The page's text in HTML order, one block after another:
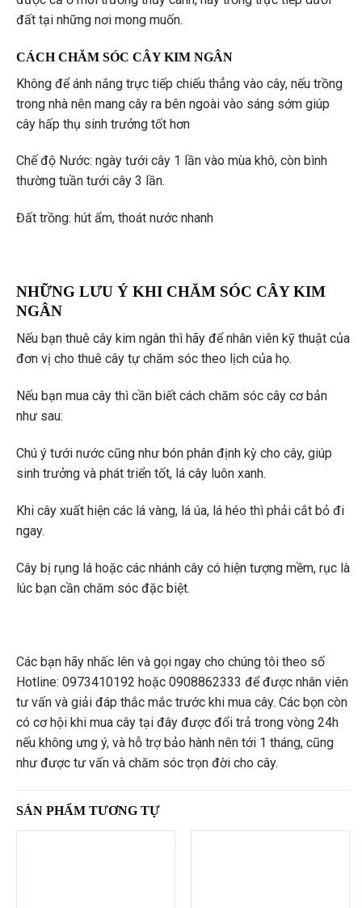
đất tại những nơi mong muốn.
CÁCH CHĂM SÓC CÂY KIM NGÂN
Không để ánh nắng trực tiếp chiếu thẳng vào cây, nếu trồng
trong nhà nên mang cây ra bên ngoài vào sáng sớm giúp
cây hấp thụ sinh trưởng tốt hơn
Chế độ Nước: ngày tưới cây 1 lần vào mùa khô, còn bình
thường tuần tưới cây 3 lần.
Đất trồng: hút ẩm, thoát nước nhanh
NHỮNG LƯU Ý KHI CHĂM SÓC CÂY KIM
NGÂN
Nếu bạn thuê cây kim ngân thì hãy để nhân viên kỹ thuật của
đơn vị cho thuê cây tự chăm sóc theo lịch của họ.
Nếu bạn mua cây thì cần biết cách chăm sóc cây cơ bản
như sau:
Chú ý tưới nước cũng như bón phân định kỳ cho cây, giúp
sinh trưởng và phát triển tốt, lá cây luôn xanh.
Khi cây xuất hiện các lá vàng, lá úa, lá héo thì phải cắt bỏ đi
ngay.
Cây bị rụng lá hoặc các nhánh cây có hiện tượng mềm, rục là
lúc bạn cần chăm sóc đặc biệt.
Các bạn hãy nhấc lên và gọi ngay cho chúng tôi theo số
Hotline: 0973410192 hoặc 0908862333 để được nhân viên
tư vấn và giải đáp thắc mắc trước khi mua cây. Các bọn còn
có cơ hội khi mua cây tại đây được đổi trả trong vòng 24h
nếu không ưng ý, và hỗ trợ bảo hành nên tới 1 tháng, cũng
như được tư vấn và chăm sóc trọn đời cho cây.
SẢN PHẨM TƯƠNG TỰ